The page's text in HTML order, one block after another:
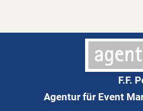
F.F.
Agentur für Event